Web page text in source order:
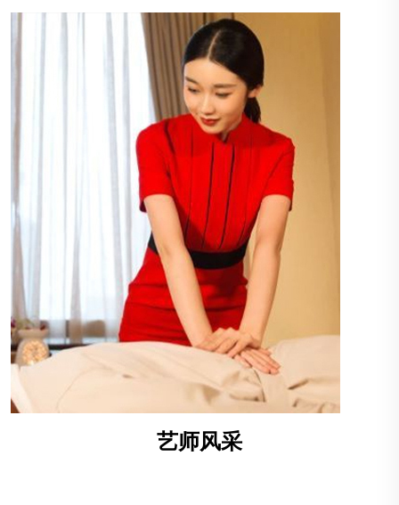
艺师风采